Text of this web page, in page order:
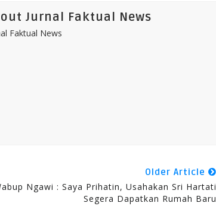
Jurnal Faktual News
Faktual News
Older Article
Ngawi : Saya Prihatin, Usahakan Sri Hartati
Segera Dapatkan Rumah Baru